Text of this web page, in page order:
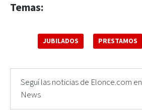
Temas:
JUBILADOS PRESTAMOS
Seguí las noticias de Elonce.com
News